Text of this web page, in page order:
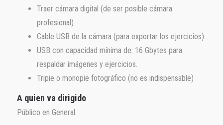
Traer cámara digital (de ser posible cámara
profesional)
Cable USB de la cámara (para exportar los ejercicios).
USB con capacidad mínima de: 16 Gbytes para
respaldar imágenes y ejercicios.
Tripie o monopie fotográfico (no es indispensable)
A quien va dirigido
Público en General.